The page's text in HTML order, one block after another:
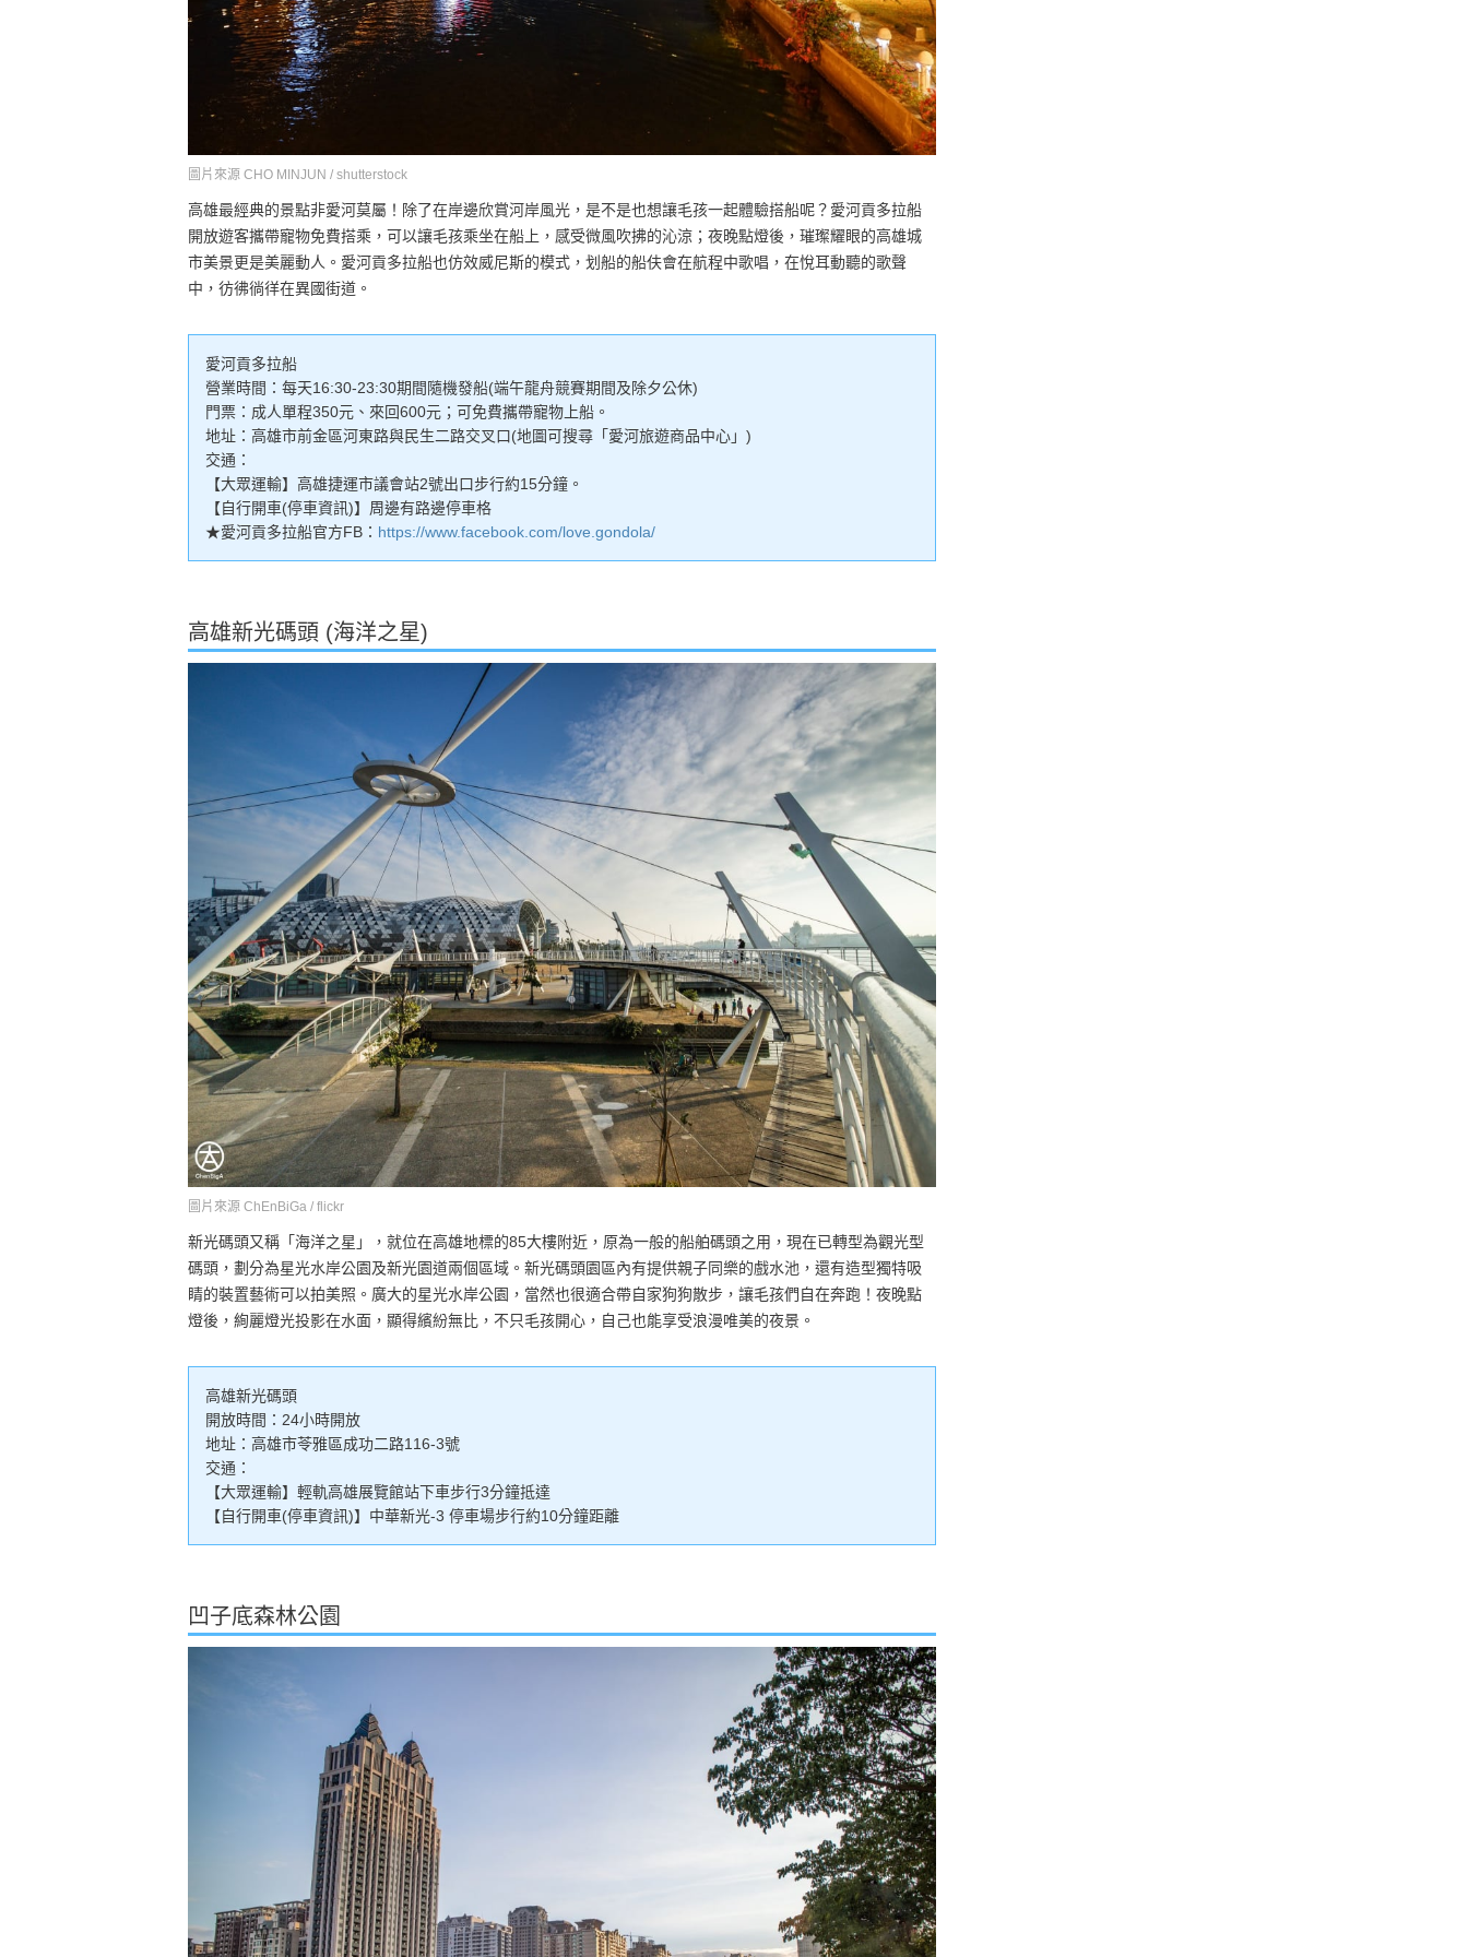
圖片來源 CHO MINJUN / shutterstock
高雄最經典的景點非愛河莫屬！除了在岸邊欣賞河岸風光，是不是也想讓毛孩一起體驗搭船呢？愛河貢多拉船
開放遊客攜帶寵物免費搭乘，可以讓毛孩乘坐在船上，感受微風吹拂的沁涼；夜晚點燈後，璀璨耀眼的高雄城
市美景更是美麗動人。愛河貢多拉船也仿效威尼斯的模式，划船的船伕會在航程中歌唱，在悅耳動聽的歌聲
中，彷彿徜徉在異國街道。
愛河貢多拉船
營業時間：每天16:30-23:30期間隨機發船(端午龍舟競賽期間及除夕公休)
門票：成人單程350元、來回600元；可免費攜帶寵物上船。
地址：高雄市前金區河東路與民生二路交叉口(地圖可搜尋「愛河旅遊商品中心」)
交通：
【大眾運輸】高雄捷運市議會站2號出口步行約15分鐘。
【自行開車(停車資訊)】周邊有路邊停車格
★愛河貢多拉船官方FB： https://www.facebook.com/love.gondola/
高雄新光碼頭 (海洋之星)
圖片來源 ChEnBiGa / flickr
新光碼頭又稱「海洋之星」，就位在高雄地標的85大樓附近，原為一般的船舶碼頭之用，現在已轉型為觀光型
碼頭，劃分為星光水岸公園及新光園道兩個區域。新光碼頭園區內有提供親子同樂的戲水池，還有造型獨特吸
睛的裝置藝術可以拍美照。廣大的星光水岸公園，當然也很適合帶自家狗狗散步，讓毛孩們自在奔跑！夜晚點
燈後，絢麗燈光投影在水面，顯得繽紛無比，不只毛孩開心，自己也能享受浪漫唯美的夜景。
高雄新光碼頭
開放時間：24小時開放
地址：高雄市苓雅區成功二路116-3號
交通：
【大眾運輸】輕軌高雄展覽館站下車步行3分鐘抵達
【自行開車(停車資訊)】中華新光-3 停車場步行約10分鐘距離
凹子底森林公園